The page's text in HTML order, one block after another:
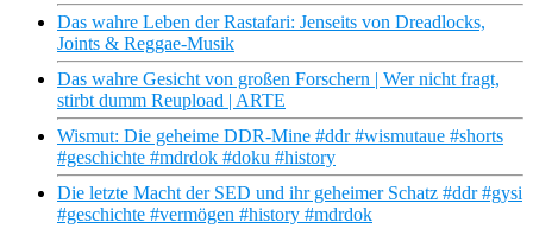
Das wahre Leben der Rastafari: Jenseits von Dreadlocks,
Joints & Reggae-Musik
Das wahre Gesicht von großen Forschern | Wer nicht fragt,
stirbt dumm Reupload | ARTE
Wismut: Die geheime DDR-Mine #ddr #wismutaue #shorts
#geschichte #mdrdok #doku #history
Die letzte Macht der SED und ihr geheimer Schatz #ddr #gysi
#geschichte #vermögen #history #mdrdok